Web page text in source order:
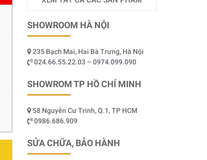
SHOWROOM HÀ NỘI
235 Bạch Mai, Hai Bà Trưng, Hà Nội
024.66.55.22.03 – 0974.099.090
SHOWROM TP HỒ CHÍ MINH
58 Nguyễn Cư Trinh, Q.1, TP HCM
0986.686.909
SỬA CHỮA, BẢO HÀNH